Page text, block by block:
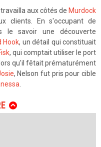
aux côtés de Murdock
clients. En s'occupant de
savoir une découverte
Hook, un détail qui constituait
, qui comptait utiliser le port
qu'il fêtait prématurément
, Nelson fut pris pour cible